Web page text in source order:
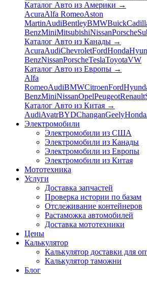
Каталог Авто из Америки →
AcuraAlfa RomeoAston
MartinAudiBentleyBMWBuick
BenzMiniMitsubishiNissanPorsche
Каталог Авто из Канады →
AcuraAudiChevroletFordHonda
BenzNissanPorscheTeslaToyotaVW
Каталог Авто из Европы →
Alfa
RomeoAudiBMWCitroenFord
BenzMiniNissanOpelPeugeotRenault
Каталог Авто из Китая →
AudiAvatrBYDChanganGeelyHonda
Электромобили
Электромобили из США
Электромобили из Канады
Электромобили из Европы
Электромобили из Китая
Мототехника
Услуги
Доставка запчастей
Проверка истории по базам
Отслеживание контейнеров
Растаможка автомобилей
Доставка мототехники
Цены
Калькулятор
Калькулятор доставки для
Калькулятор таможни
Блог